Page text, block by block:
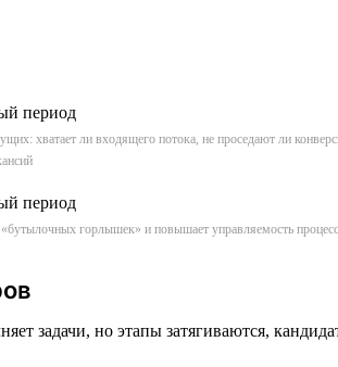
хватает ли входящего потока, не проседают ли
горлышек» и повышает управляемость
задачи, но этапы затягиваются,